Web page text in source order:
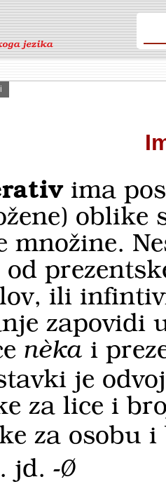
ima
oblike
množine.
ili
zapovidi
nèka i
je
za lice i
za osobu
jd.-Ø